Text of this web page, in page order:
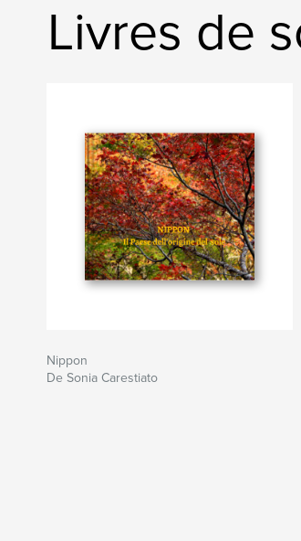
Livres de
Nippon
De Sonia Carestiato